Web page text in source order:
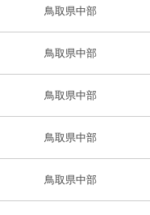
鳥取県中部
鳥取県中部
鳥取県中部
鳥取県中部
鳥取県中部